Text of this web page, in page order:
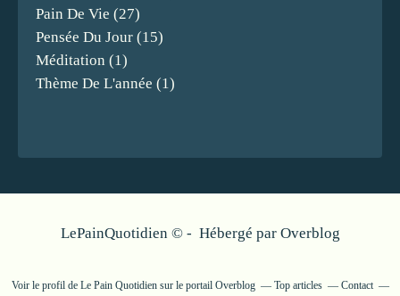
Pain De Vie (27)
Pensée Du Jour (15)
Méditation (1)
Thème De L'année (1)
LePainQuotidien © - Hébergé par Overblog
Voir le profil de Le Pain Quotidiensur le portail Overblog Top articles Contact